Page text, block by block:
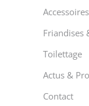
Friandises
Toilettage
Actus &
Contact